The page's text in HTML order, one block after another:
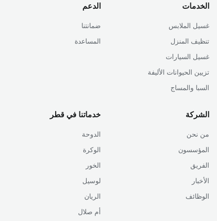
الخدمات
غسيل الملابس
تنظيف المنزل
غسيل السيارات
تزيين الحيوانات الأليفة
السبا والمساج
الدعم
ضمانتنا
المساعدة
الشركة
من نحن
المؤسسون
الفريق
الأخبار
الوظائف
خدماتنا في قطر
الدوحة
الوكرة
الخور
لوسيل
الريان
أم صلال